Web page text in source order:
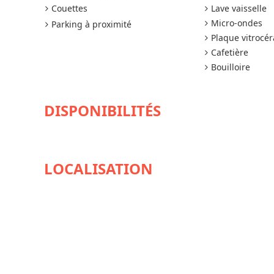
Couettes
Parking à proximité
Lave vaisselle
Micro-ondes
Plaque
Cafetière
Bouilloire
DISPONIBILITÉS